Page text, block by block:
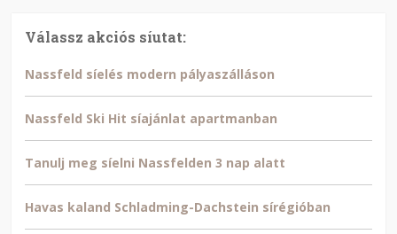
Válassz akciós síutat:
Nassfeld síelés modern pályaszálláson
Nassfeld Ski Hit síajánlat apartmanban
Tanulj meg síelni Nassfelden 3 nap alatt
Havas kaland Schladming-Dachstein sírégióban